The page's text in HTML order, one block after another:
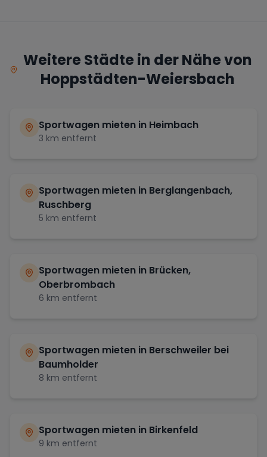
Weitere Städte in der Nähe von
Hoppstädten-Weiersbach
Sportwagen mieten in Heimbach
3 km entfernt
Sportwagen mieten in Berglangenbach,
Ruschberg
5 km entfernt
Sportwagen mieten in Brücken,
Oberbrombach
6 km entfernt
Sportwagen mieten in Berschweiler bei
Baumholder
8 km entfernt
Sportwagen mieten in Birkenfeld
9 km entfernt